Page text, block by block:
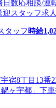
日数応相談/運
スタッフ求人
タッフ 時給
宿8丁目13番
ヶ宇都」下